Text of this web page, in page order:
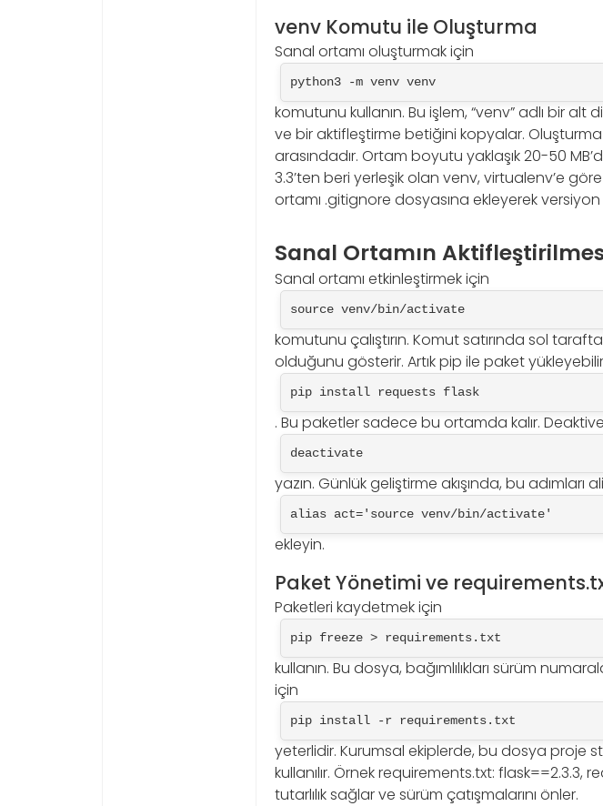
venv Komutu ile Oluşturma
Sanal ortamı oluşturmak için
python3 -m venv venv
komutunu kullanın. Bu işlem, “venv” adlı bir alt
ve bir aktifleştirme betiğini kopyalar.
arasındadır. Ortam boyutu yaklaşık 20-50
3.3’ten beri yerleşik olan venv, virtualenv’e
ortamı .gitignore dosyasına ekleyerek
Sanal Ortamın
Sanal ortamı etkinleştirmek için
source venv/bin/activate
komutunu çalıştırın. Komut satırında sol
olduğunu gösterir. Artık pip ile paket
pip install requests flask
. Bu paketler sadece bu ortamda kalır.
deactivate
yazın. Günlük geliştirme akışında, bu adımları
alias act='source venv/bin/activate'
ekleyin.
Paket Yönetimi ve
Paketleri kaydetmek için
pip freeze > requirements.txt
kullanın. Bu dosya, bağımlılıkları sürüm
için
pip install -r requirements.txt
yeterlidir. Kurumsal ekiplerde, bu dosya proje
kullanılır. Örnek requirements.txt: flask==2.3.3,
tutarlılık sağlar ve sürüm çatışmalarını önler.